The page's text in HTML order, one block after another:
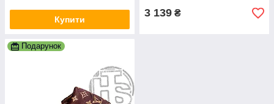
Купити
3 139 ₴
Подарунок